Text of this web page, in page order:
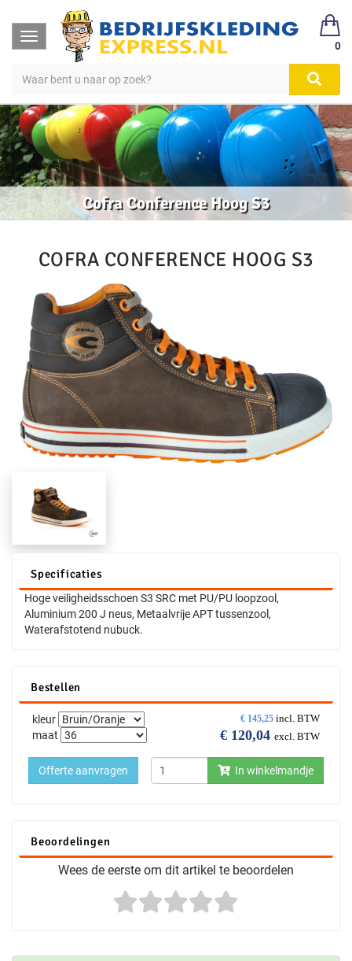
Toggle
navigation
0
Cofra Conference Hoog S3
COFRA CONFERENCE HOOG S3
Specificaties
Hoge veiligheidsschoen S3 SRC met PU/PU loopzool,
Aluminium 200 J neus, Metaalvrije APT tussenzool,
Waterafstotend nubuck.
Bestellen
€ 145,25 incl. BTW
€ 120,04 excl. BTW
kleur
maat
In winkelmandje
Offerte aanvragen
Beoordelingen
Wees de eerste om dit artikel te beoordelen